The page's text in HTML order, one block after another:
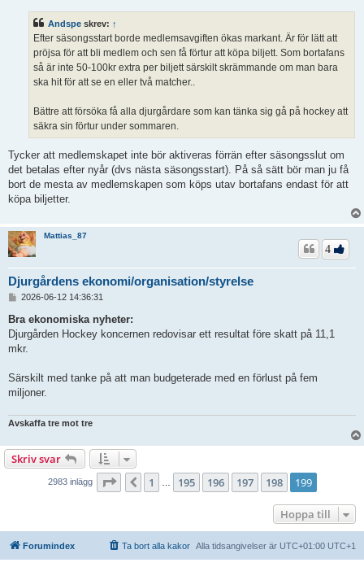
Andspe skrev: ↑
Efter säsongsstart borde medlemsavgiften ökas markant. Är för lätt att
pröjsa för att bli medlem och sen få förtur att köpa biljett. Som bortafans
så är inte 50-100kr extra per biljett särskilt skrämmande om man bara
ska hit för att se en eller två matcher..
Bättre att försöka få alla djurgårdare som kan tänka sig gå på hockey att
säkra sin förtur under sommaren.
Tycker att medlemskapet inte bör aktiveras förrän efter säsongsslut om
det betalas efter nyår (dvs nästa säsongsstart). På så sätt bör man ju få
bort de mesta av medlemskapen som köps utav bortafans endast för att
köpa biljetter.
Mattias_87
Djurgårdens ekonomi/organisation/styrelse
4
l
g
g
2026-06-12 14:36:31
Bra ekonomiska nyheter:
Djurgården Hockey koncernen redovisar ett resultat före skatt på 11,1
mkr.
Särskilt med tanke på att man budgeterade med en förlust på fem
miljoner.
Avskaffa tre mot tre
Skriv svar
2983 inlägg Sida 199 av 199
Föregående
1 195 196 197 198 199
Hoppa till
Forumindex Alla tidsangivelser är UTC+01:00 UTC+1
Ta bort alla kakor